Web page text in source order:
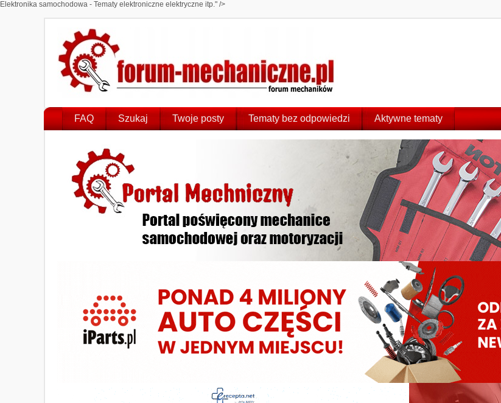
Elektronika samochodowa - Tematy elektroniczne elektryczne itp." />
FAQ Szukaj Twoje posty Tematy bez odpowiedzi Aktywne tematy